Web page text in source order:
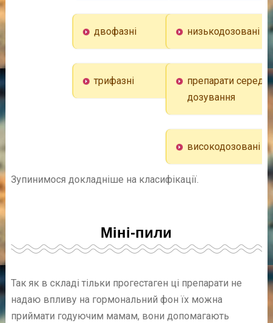
двофазні низькодозовані
трифазні
препарати
дозування
високодозовані
Зупинимося докладніше на класифікації.
Міні-пили
Так як в складі тільки прогестаген ці препарати не
надаю впливу на гормональний фон їх можна
приймати годуючим мамам, вони допомагають